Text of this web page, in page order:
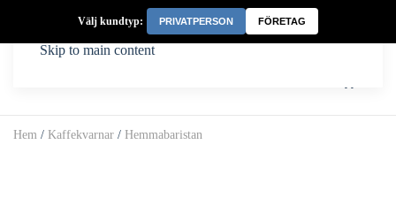
Välj kundtyp: PRIVATPERSON FÖRETAG
Skip to main content
Hem / Kaffekvarnar / Hemmabaristan